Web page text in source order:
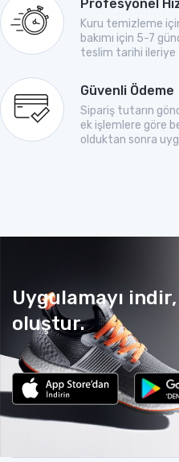
Profesyonel
Kuru temizleme
bakımı için 5-7
teslim tarihi ileriye
Güvenli Ödeme
Sipariş tutarın
ek işlemlere göre
olduktan sonra
Uygulamayı
oluştur.